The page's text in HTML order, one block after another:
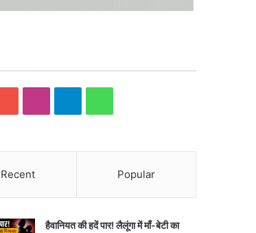
Recent Popular
हैवानियत की हदें पार! लैलूंगा में माँ-बेटी का